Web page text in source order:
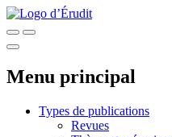
Menu principal
Types de publications
Revues